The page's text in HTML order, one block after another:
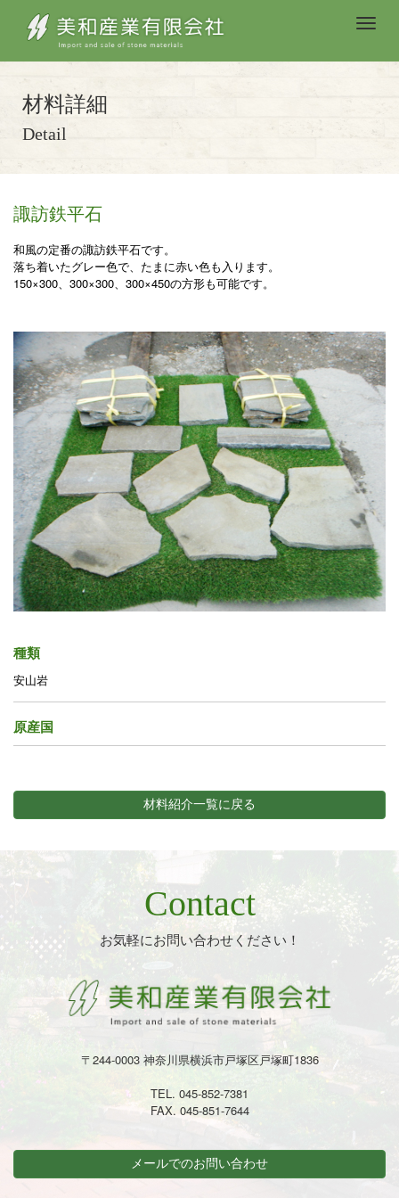
M
材料詳細
Detail
諏訪鉄平石
和風の定番の諏訪鉄平石です。
落ち着いたグレー色で、たまに赤い色も入ります。
150×300、300×300、300×450の方形も可能です。
種類
安山岩
原産国
材料紹介一覧に戻る
Contact
お気軽にお問い合わせください！
〒244-0003 神奈川県横浜市戸塚区戸塚町1836
TEL. 045-852-7381
FAX. 045-851-7644
メールでのお問い合わせ